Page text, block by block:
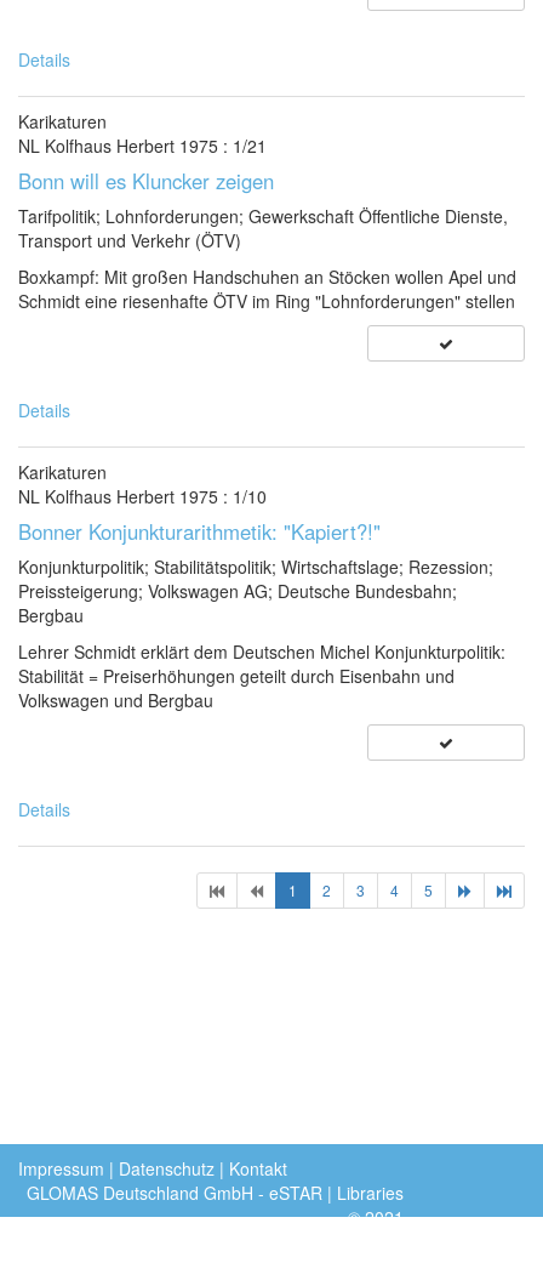
Details
Karikaturen
NL Kolfhaus Herbert 1975 : 1/21
Bonn will es Kluncker zeigen
Tarifpolitik; Lohnforderungen; Gewerkschaft Öffentliche Dienste,
Transport und Verkehr (ÖTV)
Boxkampf: Mit großen Handschuhen an Stöcken wollen Apel und
Schmidt eine riesenhafte ÖTV im Ring "Lohnforderungen" stellen
Details
Karikaturen
NL Kolfhaus Herbert 1975 : 1/10
Bonner Konjunkturarithmetik: "Kapiert?!"
Konjunkturpolitik; Stabilitätspolitik; Wirtschaftslage; Rezession;
Preissteigerung; Volkswagen AG; Deutsche Bundesbahn;
Bergbau
Lehrer Schmidt erklärt dem Deutschen Michel Konjunkturpolitik:
Stabilität = Preiserhöhungen geteilt durch Eisenbahn und
Volkswagen und Bergbau
Details
1 (current)
2 3 4 5
Impressum | Datenschutz | Kontakt
GLOMAS Deutschland GmbH - eSTAR | Libraries
©2021